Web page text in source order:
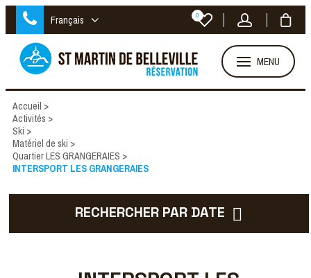
Français 0
MENU
Accueil >
Activités >
Ski >
Matériel de ski >
Quartier LES GRANGERAIES >
INTERSPORT LES GRANGERAIES
RECHERCHER PAR DATE